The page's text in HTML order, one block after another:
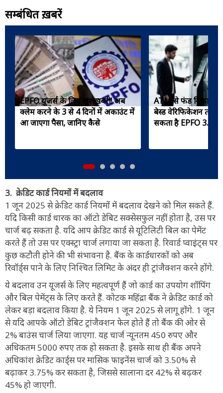
सम्बंधित ख़बरें
EPFO यूजर्स के लिए खुशखबरी! अब
क्लेम करने के 3 से 4 दिनों में अकाउंट में
आ जाएगा पैसा, जानिए कैसे
ATM से फंड निकालने से
बेस्ड वेरिफिकेशन तक...
सकता है EPFO 3.0
3. क्रेडिट कार्ड नियमों में बदलाव
1 जून 2025 से क्रेडिट कार्ड नियमों में बदलाव देखने को मिल सकते हैं.
यदि किसी कार्ड धारक का ऑटो डेबिट सक्सेसफुल नहीं होता है, उस पर
चार्ज बढ़ सकता है. यदि आप क्रेडिट कार्ड से यूटिलिटी बिल का पेमेंट
करते हैं तो उस पर एक्स्ट्रा चार्ज लगाया जा सकता है. रिवार्ड प्वाइंट्स पर
कुछ कटौती होने की भी संभावना है. बैंक के कार्डधारकों को अब
रिवॉर्ड्स पाने के लिए निश्चित लिमिट के अंदर ही ट्रांजैक्शन करने होंगे.
ये बदलाव उन यूजर्स के लिए महत्वपूर्ण हैं जो कार्ड का उपयोग शॉपिंग
और बिल पेमेंट्स के लिए करते हैं. कोटक महिंद्रा बैंक ने क्रेडिट कार्ड को
लेकर बड़ा बदलाव किया है. ये नियम 1 जून 2025 से लागू होंगे. 1 जून
से यदि आपके ऑटो डेबिट ट्रांजैक्शन फेल होते हैं तो बैंक की ओर से
2% बाउंस चार्ज लिया जाएगा. यह चार्ज न्यूनतम 450 रुपए और
अधिकतम 5000 रुपए तक हो सकता है. इसके साथ ही बैंक अपने
अधिकांश क्रेडिट कार्ड्स पर मासिक फाइनेंस चार्ज को 3.50% से
बढ़ाकर 3.75% कर सकता है, जिससे सालाना दर 42% से बढ़कर
45% हो जाएगी.